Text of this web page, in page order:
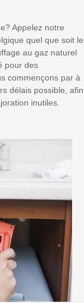
Appelez notre
quel que soit le
au gaz naturel
pour des
commençons par à
délais possible, afin
inutiles.